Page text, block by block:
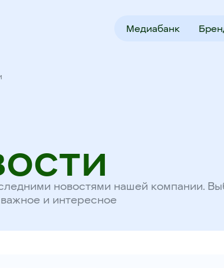
Медиабанк
новостями нашей компании.
и интересное